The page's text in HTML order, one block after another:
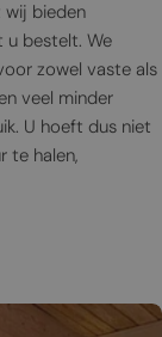
wij bieden
u bestelt. We
zowel vaste als
veel minder
U hoeft dus niet
te halen,